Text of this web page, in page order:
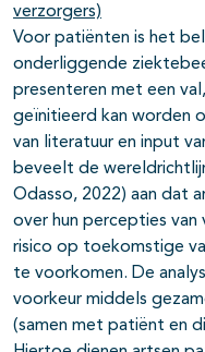
verzorgers)
Voor patiënten is het
onderliggende
presenteren met een
geïnitieerd kan worden
van literatuur en input
beveelt de
Odasso, 2022) aan dat
over hun percepties
risico op toekomstige
te voorkomen. De
voorkeur middels
(samen met patiënt en